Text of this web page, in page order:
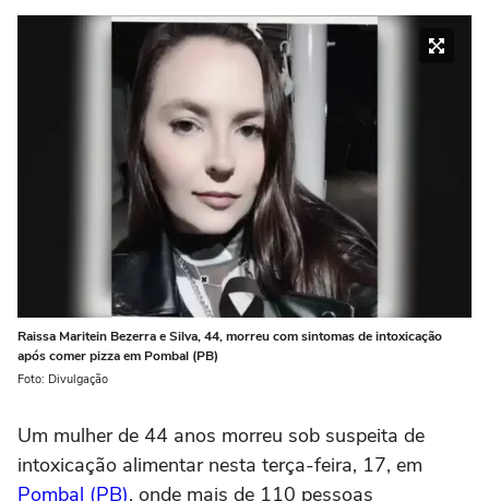
Raissa Maritein Bezerra e Silva, 44, morreu com sintomas de intoxicação
após comer pizza em Pombal (PB)
Foto: Divulgação
Um mulher de 44 anos morreu sob suspeita de
intoxicação alimentar nesta terça-feira, 17, em
Pombal (PB), onde mais de 110 pessoas